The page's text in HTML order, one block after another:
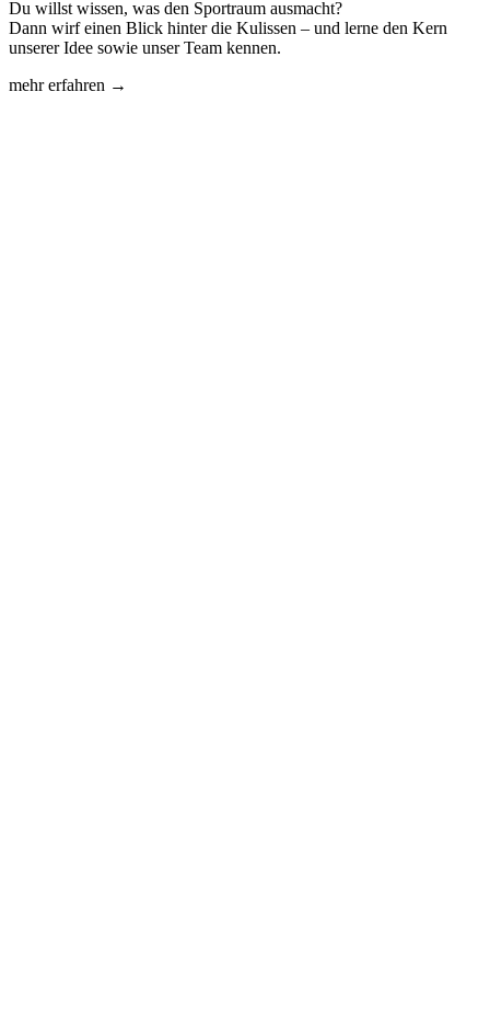
Du willst wissen, was den Sportraum ausmacht?
Dann wirf einen Blick hinter die Kulissen – und lerne den Kern
unserer Idee sowie unser Team kennen.
mehr erfahren →